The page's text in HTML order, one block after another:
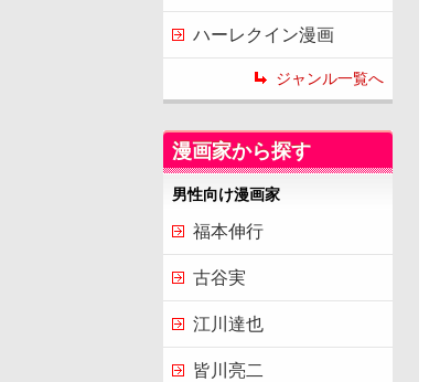
ハーレクイン漫画
ジャンル一覧へ
漫画家から探す
男性向け漫画家
福本伸行
古谷実
江川達也
皆川亮二